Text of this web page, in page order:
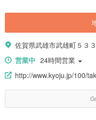
佐賀県武雄市武雄町５３
営業中 24時間営業
http://www.kyoju.jp/100/